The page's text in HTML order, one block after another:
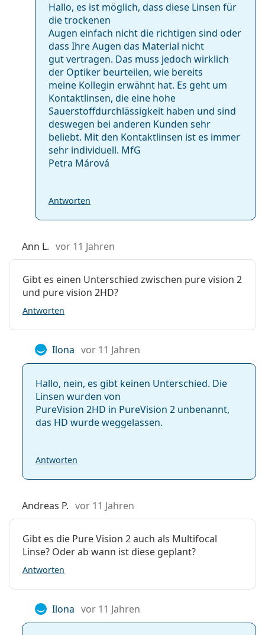
Hallo, es ist möglich, dass diese Linsen für
die trockenen
Augen einfach nicht die richtigen sind oder
dass Ihre Augen das Material nicht
gut vertragen. Das muss jedoch wirklich
der Optiker beurteilen, wie bereits
meine Kollegin erwähnt hat. Es geht um
Kontaktlinsen, die eine hohe
Sauerstoffdur­chlässigkeit haben und sind
deswegen bei anderen Kunden sehr
beliebt. Mit den Kontaktlinsen ist es immer
sehr individuell. MfG
Petra Márová
Antworten
Ann L. vor 11 Jahren
Gibt es einen Unterschied zwischen pure vision 2
und pure vision 2HD?
Antworten
Ilona vor 11 Jahren
Hallo, nein, es gibt keinen Unterschied. Die
Linsen wurden von
PureVision 2HD in PureVision 2 unbenannt,
das HD wurde weggelassen.
Antworten
Andreas P. vor 11 Jahren
Gibt es die Pure Vision 2 auch als Multifocal
Linse? Oder ab wann ist diese geplant?
Antworten
Ilona vor 11 Jahren